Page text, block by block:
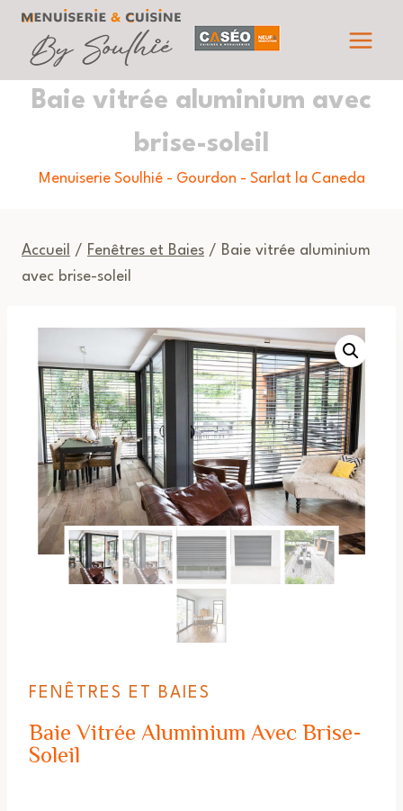
Aller
contenu
Baie vitrée aluminium avec
brise-soleil
Menuiserie Soulhié - Gourdon - Sarlat la Caneda
Accueil / Fenêtres et Baies / Baie vitrée aluminium
avec brise-soleil
FENÊTRES ET BAIES
Baie Vitrée Aluminium Avec Brise-
Soleil